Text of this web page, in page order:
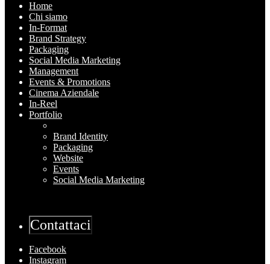
Home
Chi siamo
In-Format
Brand Strategy
Packaging
Social Media Marketing
Management
Events & Promotions
Cinema Aziendale
In-Reel
Portfolio
Brand Identity
Packaging
Website
Events
Social Media Marketing
Contattaci
Facebook
Instagram